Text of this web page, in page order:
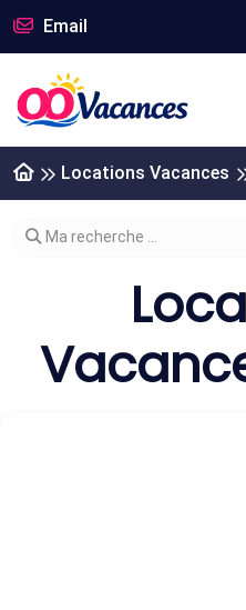
Email
Locations Vacances
Modifier votre recherche
Ma recherche ...